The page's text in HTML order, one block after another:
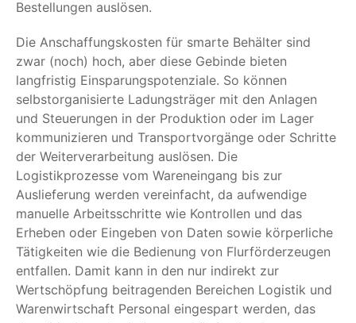
Bestellungen auslösen.
Die Anschaffungskosten für smarte Behälter sind
zwar (noch) hoch, aber diese Gebinde bieten
langfristig Einsparungspotenziale. So können
selbstorganisierte Ladungsträger mit den Anlagen
und Steuerungen in der Produktion oder im Lager
kommunizieren und Transportvorgänge oder Schritte
der Weiterverarbeitung auslösen. Die
Logistikprozesse vom Wareneingang bis zur
Auslieferung werden vereinfacht, da aufwendige
manuelle Arbeitsschritte wie Kontrollen und das
Erheben oder Eingeben von Daten sowie körperliche
Tätigkeiten wie die Bedienung von Flurförderzeugen
entfallen. Damit kann in den nur indirekt zur
Wertschöpfung beitragenden Bereichen Logistik und
Warenwirtschaft Personal eingespart werden, das